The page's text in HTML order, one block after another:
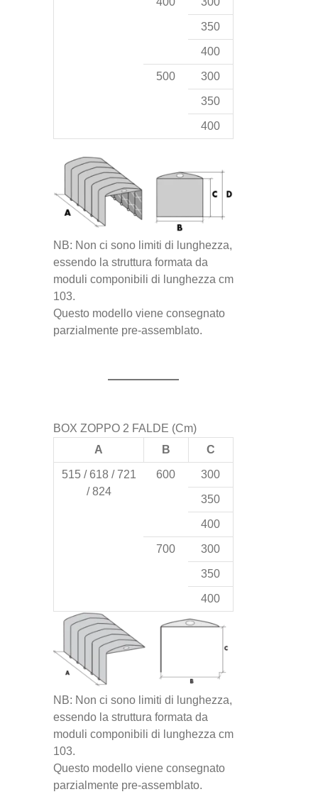
350
400
500 300
350
400
NB: Non ci sono limiti di lunghezza,
essendo la struttura formata da
moduli componibili di lunghezza cm
103.
Questo modello viene consegnato
parzialmente pre-assemblato.
BOX ZOPPO 2 FALDE (Cm)
A
B C
515 / 618 / 721
/ 824
600 300
350
400
700 300
350
400
NB: Non ci sono limiti di lunghezza,
essendo la struttura formata da
moduli componibili di lunghezza cm
103.
Questo modello viene consegnato
parzialmente pre-assemblato.